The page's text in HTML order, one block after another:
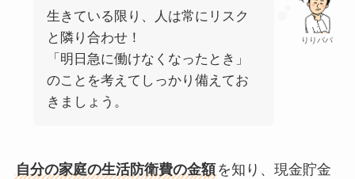
りりパパ
生きている限り、人は常にリスク
と隣り合わせ！
「明日急に働けなくなったとき」
のことを考えてしっかり備えてお
きましょう。
自分の家庭の生活防衛費の金額 を知り、現金貯金